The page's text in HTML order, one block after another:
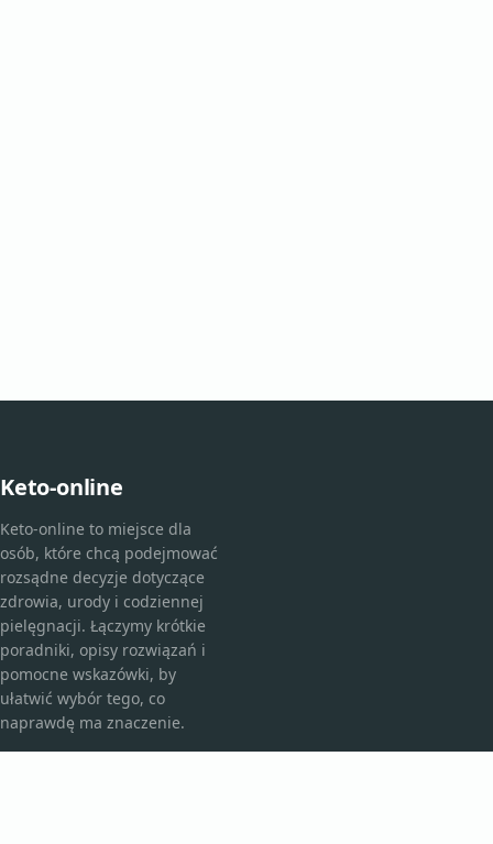
Keto-online
Keto-online to miejsce dla
osób, które chcą podejmować
rozsądne decyzje dotyczące
zdrowia, urody i codziennej
pielęgnacji. Łączymy krótkie
poradniki, opisy rozwiązań i
pomocne wskazówki, by
ułatwić wybór tego, co
naprawdę ma znaczenie.